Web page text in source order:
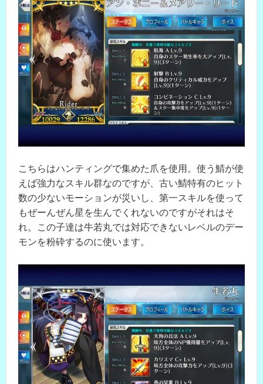
こちらはハンティングで集めた爪を使用。使う鯖が使
えば強力なスキル群なのですが、古い鯖特有のヒット
数の少ないモーションが災いし、第一スキルを使って
もぜーんぜん星を生んでくれないのですがそれはそ
れ。この子達は牛若丸では対応できないレベルのデー
モンを粉砕するのに使います。